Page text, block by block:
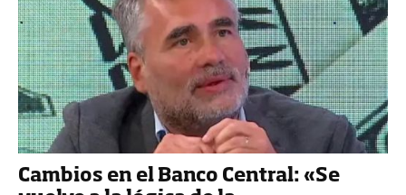
Cambios en el Banco Central: «Se